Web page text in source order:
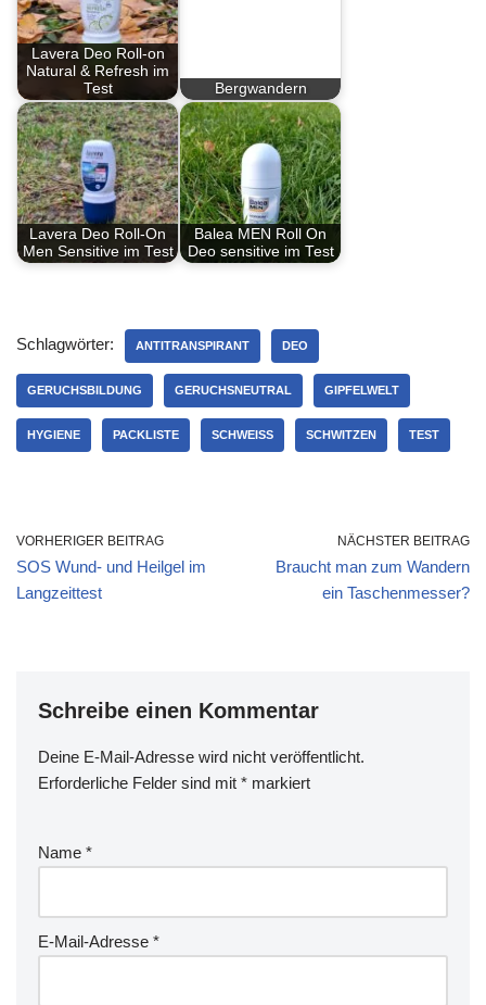
Lavera Deo Roll-on
Natural & Refresh im
Test
Bergwandern
Lavera Deo Roll-On
Men Sensitive im Test
Balea MEN Roll On
Deo sensitive im Test
Schlagwörter: ANTITRANSPIRANT DEO
GERUCHSBILDUNG GERUCHSNEUTRAL GIPFELWELT
HYGIENE PACKLISTE SCHWEISS SCHWITZEN TEST
VORHERIGER BEITRAG
SOS Wund- und Heilgel im
Langzeittest
NÄCHSTER BEITRAG
Braucht man zum Wandern
ein Taschenmesser?
Schreibe einen Kommentar
Deine E-Mail-Adresse wird nicht veröffentlicht.
Erforderliche Felder sind mit * markiert
Name *
E-Mail-Adresse *